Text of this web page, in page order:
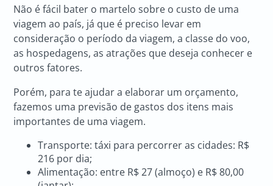
Não é fácil bater o martelo sobre o custo de uma
viagem ao país, já que é preciso levar em
consideração o período da viagem, a classe do voo,
as hospedagens, as atrações que deseja conhecer e
outros fatores.
Porém, para te ajudar a elaborar um orçamento,
fazemos uma previsão de gastos dos itens mais
importantes de uma viagem.
Transporte: táxi para percorrer as cidades: R$
216 por dia;
Alimentação: entre R$ 27 (almoço) e R$ 80,00